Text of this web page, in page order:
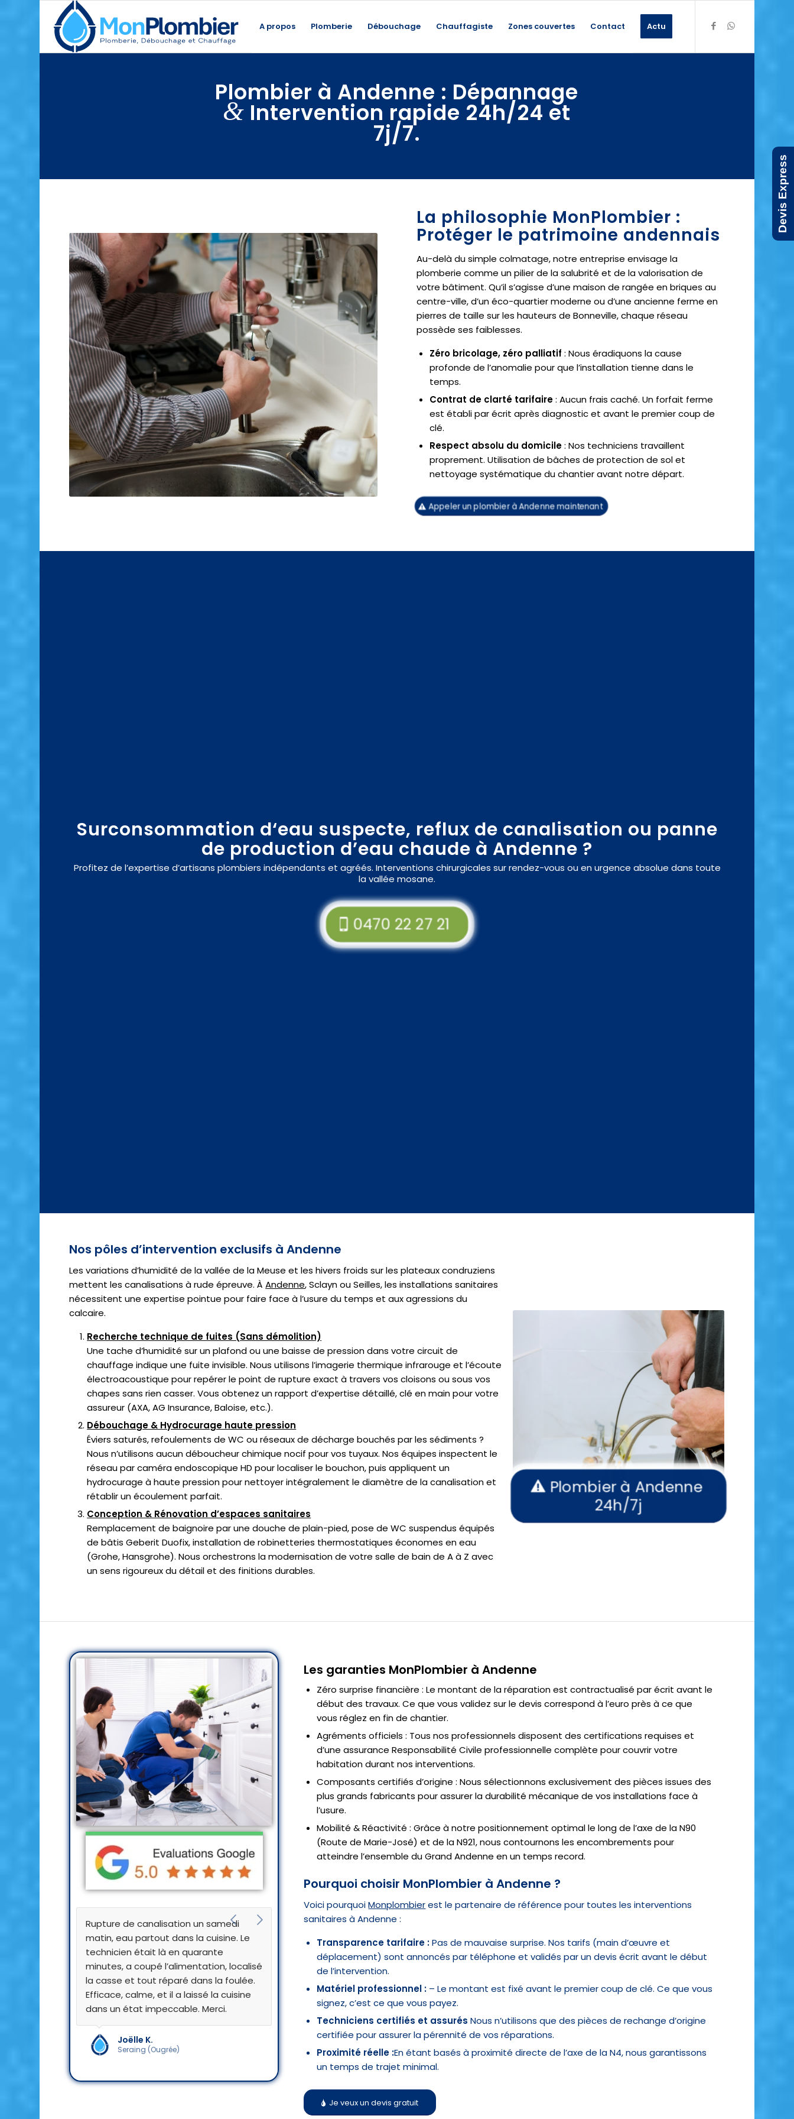
A propos Plomberie Débouchage Chauffagiste Zones couvertes Contact Actu
Plombier à Andenne : Dépannage
& Intervention rapide 24h/24 et
7j/7.
La philosophie MonPlombier :
Protéger le patrimoine andennais
Au-delà du simple colmatage, notre entreprise envisage la
plomberie comme un pilier de la salubrité et de la valorisation de
votre bâtiment. Qu’il s’agisse d’une maison de rangée en briques au
centre-ville, d’un éco-quartier moderne ou d’une ancienne ferme en
pierres de taille sur les hauteurs de Bonneville, chaque réseau
possède ses faiblesses.
Zéro bricolage, zéro palliatif : Nous éradiquons la cause
profonde de l’anomalie pour que l’installation tienne dans le
temps.
Contrat de clarté tarifaire: Aucun frais caché. Un forfait ferme
est établi par écrit après diagnostic et avant le premier coup de
clé.
Respect absolu du domicile: Nos techniciens travaillent
proprement. Utilisation de bâches de protection de sol et
nettoyage systématique du chantier avant notre départ.
Appeler un plombier à Andenne maintenant
Surconsommation d‘eau suspecte, reflux de canalisation ou panne
de production d’eau chaude à Andenne ?
Profitez de l’expertise d’artisans plombiers indépendants et agréés. Interventions chirurgicales sur rendez-vous ou en urgence absolue dans toute
la vallée mosane.
0470 22 27 21
Nos pôles d’intervention exclusifs à Andenne
Les variations d’humidité de la vallée de la Meuse et les hivers froids sur les plateaux condruziens
mettent les canalisations à rude épreuve. ÀAndenne, Sclayn ou Seilles, les installations sanitaires
nécessitent une expertise pointue pour faire face à l’usure du temps et aux agressions du
calcaire.
Recherche technique de fuites (Sans démolition)
Une tache d’humidité sur un plafond ou une baisse de pression dans votre circuit de
chauffage indique une fuite invisible. Nous utilisons l’imagerie thermique infrarouge et l’écoute
électroacoustique pour repérer le point de rupture exact à travers vos cloisons ou sous vos
chapes sans rien casser. Vous obtenez un rapport d’expertise détaillé, clé en main pour votre
assureur (AXA, AG Insurance, Baloise, etc.).
Débouchage & Hydrocurage haute pression
Éviers saturés, refoulements de WC ou réseaux de décharge bouchés par les sédiments ?
Nous n’utilisons aucun déboucheur chimique nocif pour vos tuyaux. Nos équipes inspectent le
réseau par caméra endoscopique HD pour localiser le bouchon, puis appliquent un
hydrocurage à haute pression pour nettoyer intégralement le diamètre de la canalisation et
rétablir un écoulement parfait.
Conception & Rénovation d’espaces sanitaires
Remplacement de baignoire par une douche de plain-pied, pose de WC suspendus équipés
de bâtis Geberit Duofix, installation de robinetteries thermostatiques économes en eau
(Grohe, Hansgrohe). Nous orchestrons la modernisation de votre salle de bain de A à Z avec
un sens rigoureux du détail et des finitions durables.
Plombier à Andenne
24h/7j
Rupture de canalisation un samedi
matin, eau partout dans la cuisine. Le
technicien était là en quarante
minutes, a coupé l’alimentation, localisé
la casse et tout réparé dans la foulée.
Efficace, calme, et il a laissé la cuisine
dans un état impeccable. Merci.
Joëlle K.
Seraing (Ougrée)
Les garanties MonPlombier à Andenne
Zéro surprise financière : Le montant de la réparation est contractualisé par écrit avant le
début des travaux. Ce que vous validez sur le devis correspond à l’euro près à ce que
vous réglez en fin de chantier.
Agréments officiels : Tous nos professionnels disposent des certifications requises et
d’une assurance Responsabilité Civile professionnelle complète pour couvrir votre
habitation durant nos interventions.
Composants certifiés d’origine : Nous sélectionnons exclusivement des pièces issues des
plus grands fabricants pour assurer la durabilité mécanique de vos installations face à
l’usure.
Mobilité & Réactivité : Grâce à notre positionnement optimal le long de l’axe de la N90
(Route de Marie-José) et de la N921, nous contournons les encombrements pour
atteindre l’ensemble du Grand Andenne en un temps record.
Pourquoi choisir MonPlombier à Andenne ?
Voici pourquoiMonplombierest le partenaire de référence pour toutes les interventions
sanitaires à Andenne :
Transparence tarifaire :Pas de mauvaise surprise. Nos tarifs (main d’œuvre et
déplacement) sont annoncés par téléphone et validés par un devis écrit avant le début
de l’intervention.
Matériel professionnel : – Le montant est fixé avant le premier coup de clé. Ce que vous
signez, c’est ce que vous payez.
Techniciens certifiés et assurés Nous n’utilisons que des pièces de rechange d’origine
certifiée pour assurer la pérennité de vos réparations.
Proximité réelle :En étant basés à proximité directe de l’axe de la N4, nous garantissons
un temps de trajet minimal.
Je veux un devis gratuit
Devis Express